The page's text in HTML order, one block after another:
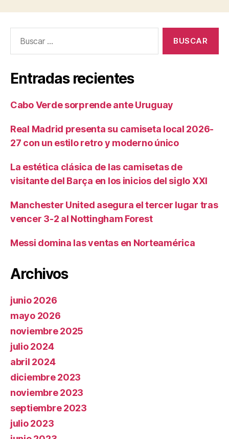
Entradas recientes
Cabo Verde sorprende ante Uruguay
Real Madrid presenta su camiseta local 2026-
27 con un estilo retro y moderno único
La estética clásica de las camisetas de
visitante del Barça en los inicios del siglo XXI
Manchester United asegura el tercer lugar tras
vencer 3-2 al Nottingham Forest
Messi domina las ventas en Norteamérica
Archivos
junio 2026
mayo 2026
noviembre 2025
julio 2024
abril 2024
diciembre 2023
noviembre 2023
septiembre 2023
julio 2023